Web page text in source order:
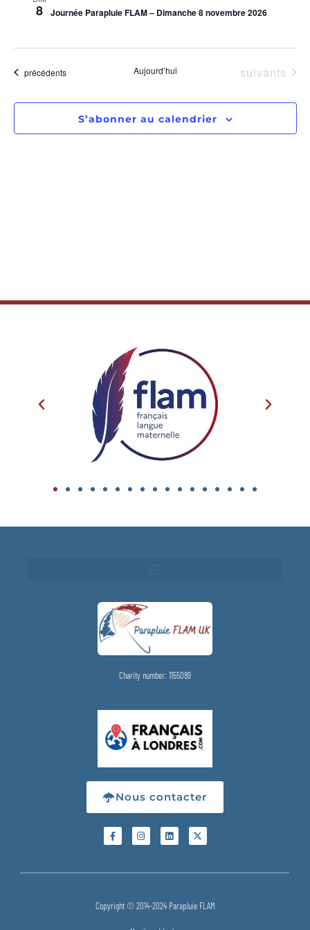
DE
VUES
8 Journée Parapluie FLAM – Dimanche 8 novembre 2026
Évènements
précédents Aujourd’hui Évènements
suivants
S’abonner au calendrier
Charity number: 1155089
Nous contacter
Copyright © 2014-2024 Parapluie FLAM